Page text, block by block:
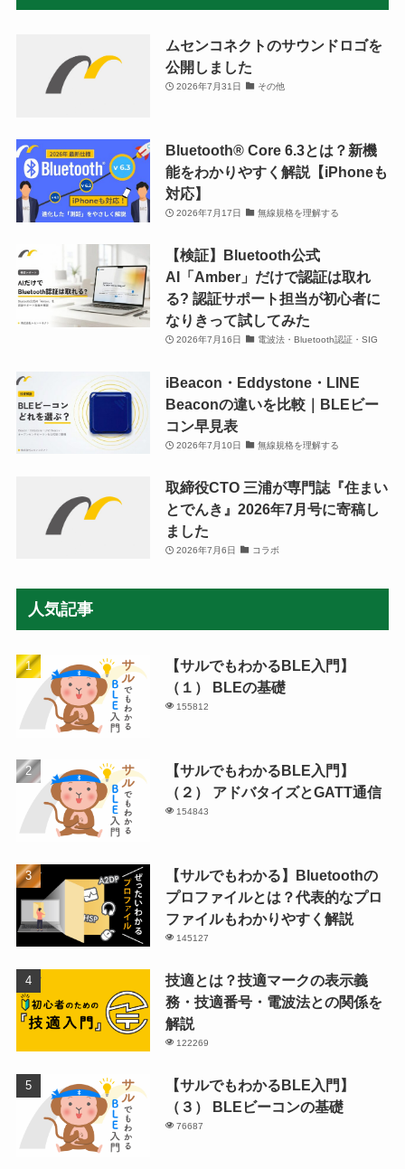
ムセンコネクトのサウンドロゴを
公開しました
2026年7月31日 その他
Bluetooth®︎ Core 6.3とは？新機
能をわかりやすく解説【iPhoneも
対応】
2026年7月17日 無線規格を理解する
【検証】Bluetooth公式
AI「Amber」だけで認証は取れ
る? 認証サポート担当が初心者に
なりきって試してみた
2026年7月16日 電波法・Bluetooth認証・SIG
iBeacon・Eddystone・LINE
Beaconの違いを比較｜BLEビー
コン早見表
2026年7月10日 無線規格を理解する
取締役CTO 三浦が専門誌『住まい
とでんき』2026年7月号に寄稿し
ました
2026年7月6日 コラボ
人気記事
【サルでもわかるBLE入門】
（１） BLEの基礎
155812
【サルでもわかるBLE入門】
（２） アドバタイズとGATT通信
154843
【サルでもわかる】Bluetoothの
プロファイルとは？代表的なプロ
ファイルもわかりやすく解説
145127
技適とは？技適マークの表示義
務・技適番号・電波法との関係を
解説
122269
【サルでもわかるBLE入門】
（３） BLEビーコンの基礎
76687